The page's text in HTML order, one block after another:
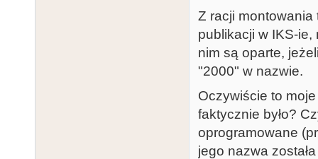
Z racji
publikacji w IKS-ie,
nim są oparte,
"2000" w nazwie.
Oczywiście to
faktycznie było?
oprogramowane
jego nazwa